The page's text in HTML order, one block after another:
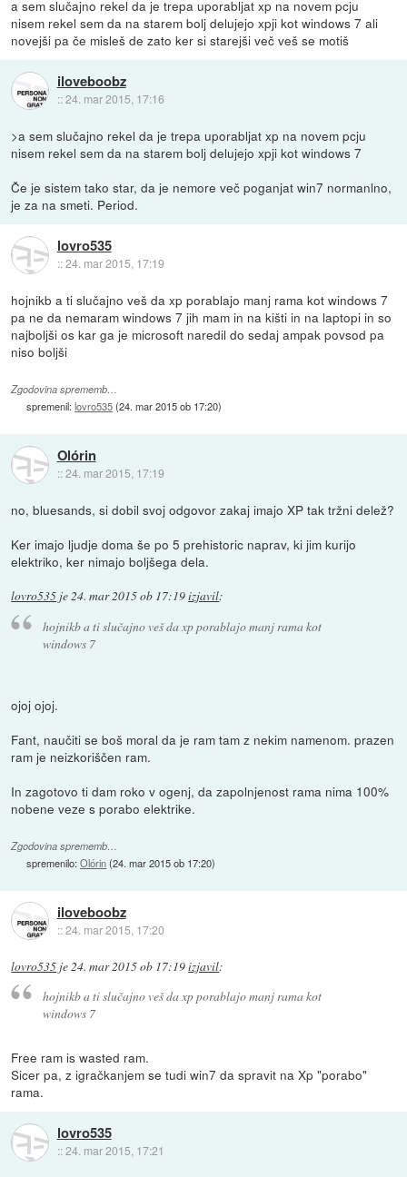
a sem slučajno rekel da je trepa uporabljat xp na novem pcju
nisem rekel sem da na starem bolj delujejo xpji kot windows 7 ali
novejši pa če misleš de zato ker si starejši več veš se motiš
iloveboobz
::24. mar 2015, 17:16
>a sem slučajno rekel da je trepa uporabljat xp na novem pcju
nisem rekel sem da na starem bolj delujejo xpji kot windows 7
Če je sistem tako star, da je nemore več poganjat win7 normanlno,
je za na smeti. Period.
lovro535
::24. mar 2015, 17:19
hojnikb a ti slučajno veš da xp porablajo manj rama kot windows 7
pa ne da nemaram windows 7 jih mam in na kišti in na laptopi in so
najboljši os kar ga je microsoft naredil do sedaj ampak povsod pa
niso boljši
Zgodovina sprememb…
spremenil:lovro535(24. mar 2015 ob 17:20)
Olórin
::24. mar 2015, 17:19
no, bluesands, si dobil svoj odgovor zakaj imajo XP tak tržni delež?
Ker imajo ljudje doma še po 5 prehistoric naprav, ki jim kurijo
elektriko, ker nimajo boljšega dela.
lovro535 je24. mar 2015 ob 17:19izjavil:
hojnikb a ti slučajno veš da xp porablajo manj rama kot
windows 7
ojoj ojoj.
Fant, naučiti se boš moral da je ram tam z nekim namenom. prazen
ram je neizkoriščen ram.
In zagotovo ti dam roko v ogenj, da zapolnjenost rama nima 100%
nobene veze s porabo elektrike.
Zgodovina sprememb…
spremenilo:Olórin(24. mar 2015 ob 17:20)
iloveboobz
::24. mar 2015, 17:20
lovro535 je 24. mar 2015 ob 17:19izjavil:
hojnikb a ti slučajno veš da xp porablajo manj rama kot
windows 7
Free ram is wasted ram.
Sicer pa, z igračkanjem se tudi win7 da spravit na Xp "porabo"
rama.
lovro535
::24. mar 2015, 17:21